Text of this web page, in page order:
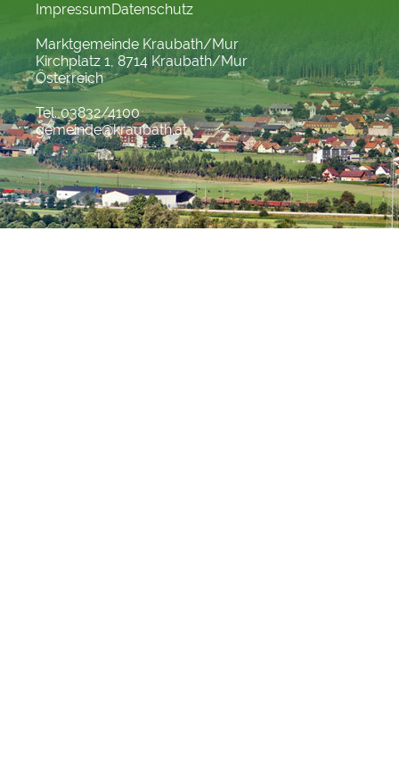
ImpressumDatenschutz
Marktgemeinde Kraubath/Mur
Kirchplatz 1, 8714 Kraubath/Mur
Österreich
Tel. 03832/4100
gemeinde@kraubath.at